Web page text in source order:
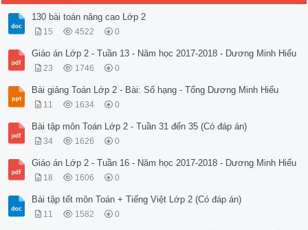
130 bài toán nâng cao Lớp 2
15 4522 0
Giáo án Lớp 2 - Tuần 13 - Năm học 2017-2018 - Dương Minh Hiếu
23 1746 0
Bài giảng Toán Lớp 2 - Bài: Số hạng - Tổng Dương Minh Hiếu
11 1634 0
Bài tập môn Toán Lớp 2 - Tuần 31 đến 35 (Có đáp án)
34 1626 0
Giáo án Lớp 2 - Tuần 16 - Năm học 2017-2018 - Dương Minh Hiếu
18 1606 0
Bài tập tết môn Toán + Tiếng Việt Lớp 2 (Có đáp án)
11 1582 0